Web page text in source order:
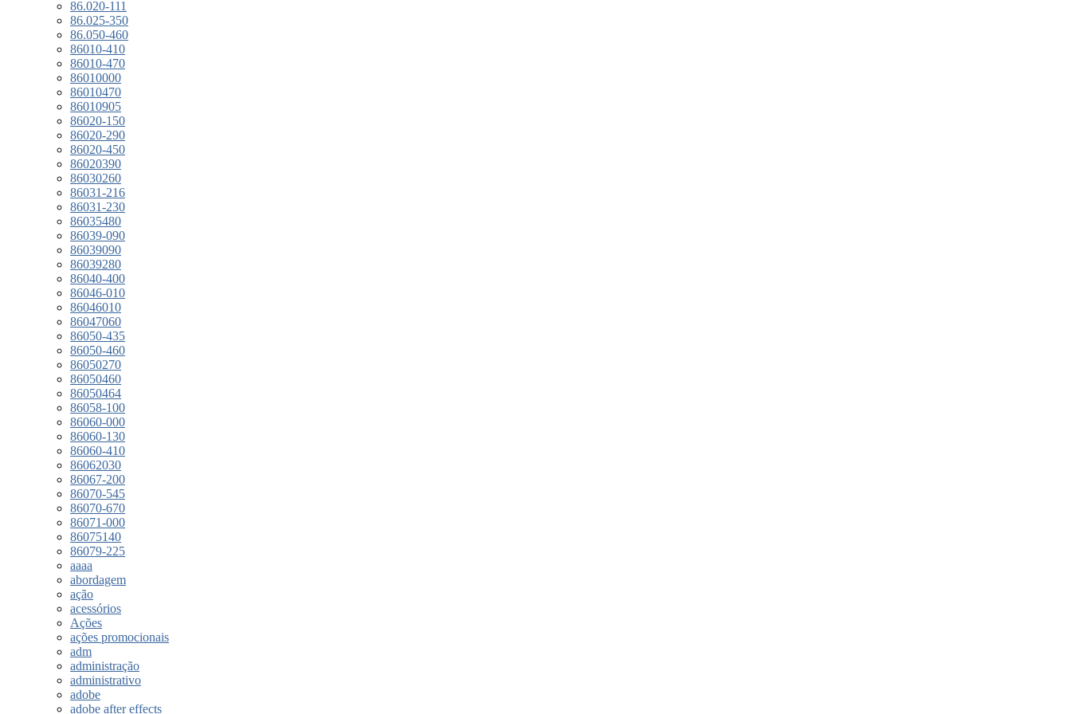
86.020-111
86.025-350
86.050-460
86010-410
86010-470
86010000
86010470
86010905
86020-150
86020-290
86020-450
86020390
86030260
86031-216
86031-230
86035480
86039-090
86039090
86039280
86040-400
86046-010
86046010
86047060
86050-435
86050-460
86050270
86050460
86050464
86058-100
86060-000
86060-130
86060-410
86062030
86067-200
86070-545
86070-670
86071-000
86075140
86079-225
aaaa
abordagem
ação
acessórios
Ações
ações promocionais
adm
administração
administrativo
adobe
adobe after effects